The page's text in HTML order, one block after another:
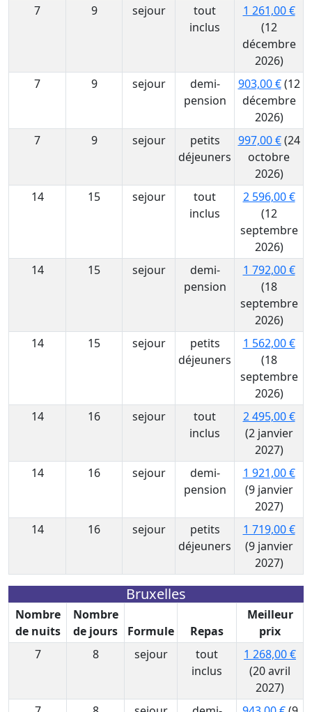
7
9 sejour
tout
inclus
1 261,00 €
(12
décembre
2026)
7
9 sejour
demi-
pension
903,00 €(12
décembre
2026)
7
9 sejour
petits
déjeuners
997,00 €(24
octobre
2026)
14
15 sejour
tout
inclus
2 596,00 €
(12
septembre
2026)
14
15 sejour
demi-
pension
1 792,00 €
(18
septembre
2026)
14
15 sejour
petits
déjeuners
1 562,00 €
(18
septembre
2026)
14
16 sejour
tout
inclus
2 495,00 €
(2 janvier
2027)
14
16 sejour
demi-
pension
1 921,00 €
(9 janvier
2027)
14
16 sejour
petits
déjeuners
1 719,00 €
(9 janvier
2027)
Bruxelles
Nombre
de nuits
Nombre
de jours
Formule Repas
Meilleur
prix
7
8 sejour
tout
inclus
1 268,00 €
(20 avril
2027)